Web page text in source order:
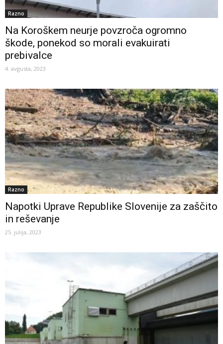
Razno
Na Koroškem neurje povzroča ogromno
škode, ponekod so morali evakuirati
prebivalce
4. avgusta, 2023
Razno
Napotki Uprave Republike Slovenije za zaščito
in reševanje
25. julija, 2023